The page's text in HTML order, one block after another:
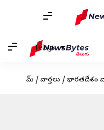
Telugu
హోమ్ / వార్తలు / భారతదేశం